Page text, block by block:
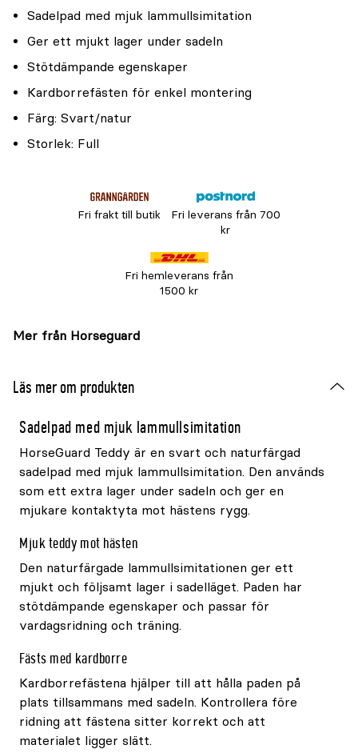
Sadelpad med mjuk lammullsimitation
Ger ett mjukt lager under sadeln
Stötdämpande egenskaper
Kardborrefästen för enkel montering
Färg: Svart/natur
Storlek: Full
Fri frakt till butik
Fri leverans från 700
kr
Fri hemleverans från
1500 kr
Mer från Horseguard
Läs mer om produkten
Sadelpad med mjuk lammullsimitation
HorseGuard Teddy är en svart och naturfärgad
sadelpad med mjuk lammullsimitation. Den används
som ett extra lager under sadeln och ger en
mjukare kontaktyta mot hästens rygg.
Mjuk teddy mot hästen
Den naturfärgade lammullsimitationen ger ett
mjukt och följsamt lager i sadelläget. Paden har
stötdämpande egenskaper och passar för
vardagsridning och träning.
Fästs med kardborre
Kardborrefästena hjälper till att hålla paden på
plats tillsammans med sadeln. Kontrollera före
ridning att fästena sitter korrekt och att
materialet ligger slätt.